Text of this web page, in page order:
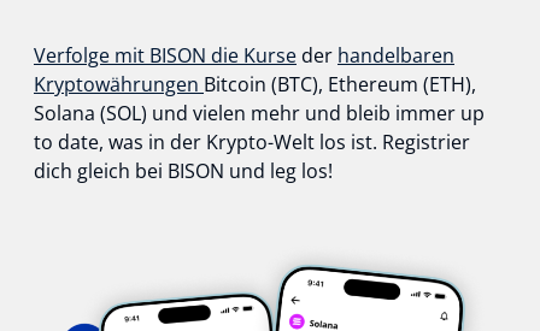
Verfolge mit BISON die Kurse der handelbaren
Kryptowährungen Bitcoin (BTC), Ethereum (ETH),
Solana (SOL) und vielen mehr und bleib immer up
to date, was in der Krypto-Welt los ist. Registrier
dich gleich bei BISON und leg los!